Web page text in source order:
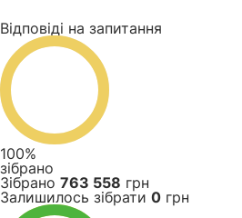
Відповіді на запитання
100%
зібрано
Зібрано 763 558 грн
Залишилось зібрати 0 грн